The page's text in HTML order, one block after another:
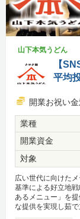
山下本気うどん
【
平均
開業お祝い
業種
開業資金
対象
広い世代に向けた
基準による好立地
あるメニュー」を
な提供を実現し茹で